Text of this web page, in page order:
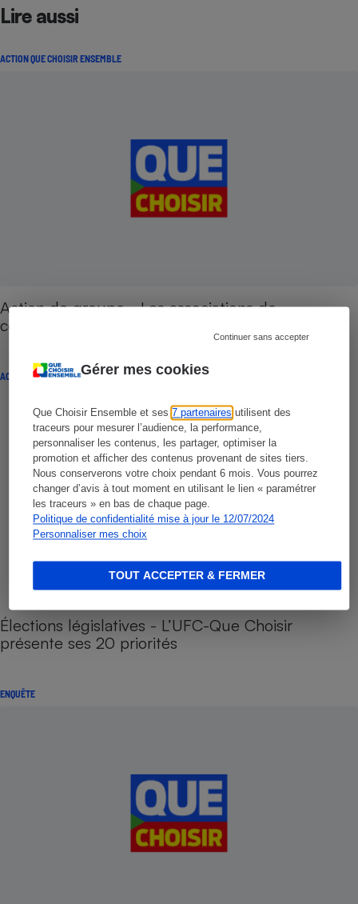
Gérer mes cookies
Que Choisir Ensemble et ses7 partenaires utilisent des
traceurs pour mesurer l’audience, la performance,
personnaliser les contenus, les partager, optimiser la
promotion et afficher des contenus provenant de sites tiers.
Nous conserverons votre choix pendant 6 mois. Vous pourrez
changer d’avis à tout moment en utilisant le lien « paramétrer
les traceurs » en bas de chaque page.
Politique de confidentialité mise à jour le 12/07/2024
Personnaliser mes choix
Continuer sans accepter
TOUT ACCEPTER & FERMER
Lire aussi
ACTION QUE CHOISIR ENSEMBLE
Action de groupe - Les associations de
consommateurs s'unissent !
ACTION QUE CHOISIR ENSEMBLE
Élections législatives - L’UFC-Que Choisir
présente ses 20 priorités
ENQUÊTE